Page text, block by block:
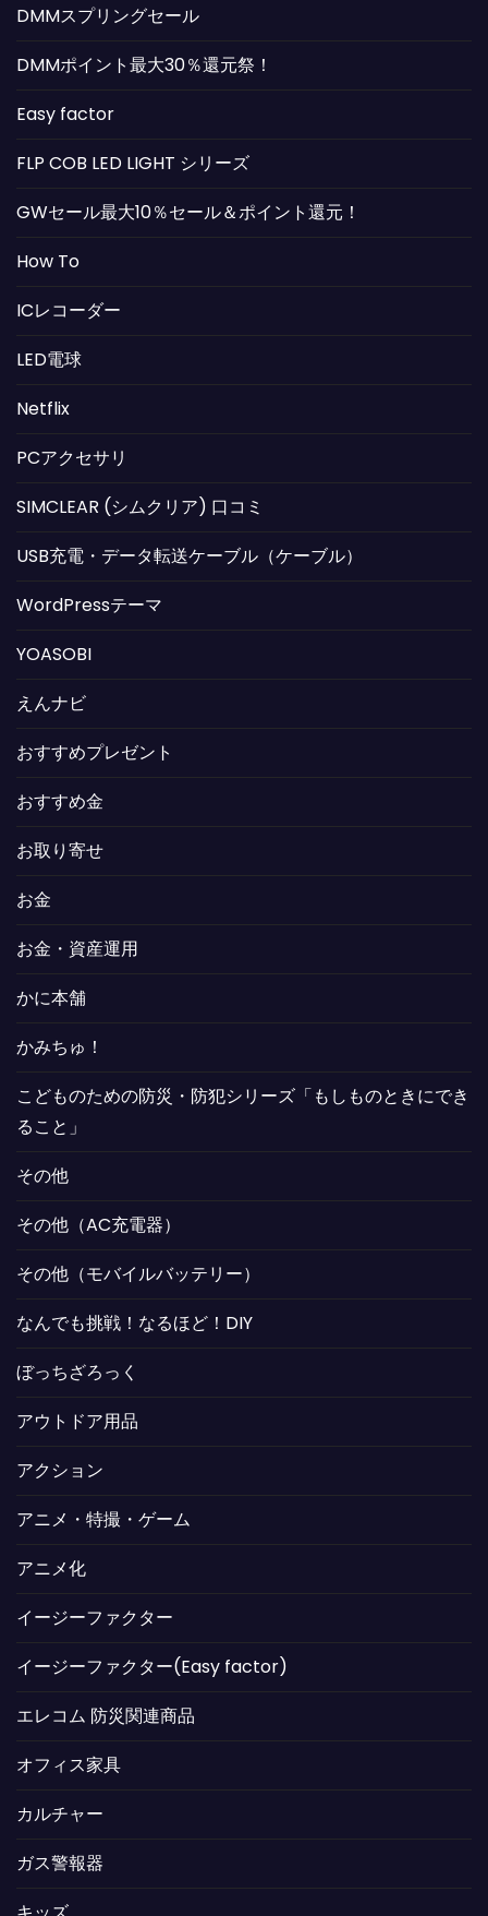
DMMスプリングセール
DMMポイント最大30％還元祭！
Easy factor
FLP COB LED LIGHT シリーズ
GWセール最大10％セール＆ポイント還元！
How To
ICレコーダー
LED電球
Netflix
PCアクセサリ
SIMCLEAR (シムクリア) 口コミ
USB充電・データ転送ケーブル（ケーブル）
WordPressテーマ
YOASOBI
えんナビ
おすすめプレゼント
おすすめ金
お取り寄せ
お金
お金・資産運用
かに本舗
かみちゅ！
こどものための防災・防犯シリーズ「もしものときにでき
ること」
その他
その他（AC充電器）
その他（モバイルバッテリー）
なんでも挑戦！なるほど！DIY
ぼっちざろっく
アウトドア用品
アクション
アニメ・特撮・ゲーム
アニメ化
イージーファクター
イージーファクター(Easy factor)
エレコム 防災関連商品
オフィス家具
カルチャー
ガス警報器